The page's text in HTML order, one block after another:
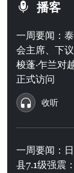
播客
一周要闻：
会主席、下
梭蓬·乍兰对
正式访问
收听
一周要闻：
县7.1级强震